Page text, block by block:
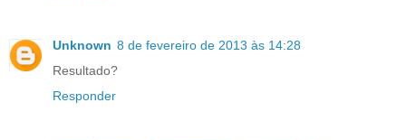
Unknown 8 de fevereiro de 2013 às 14:28
Resultado?
Responder